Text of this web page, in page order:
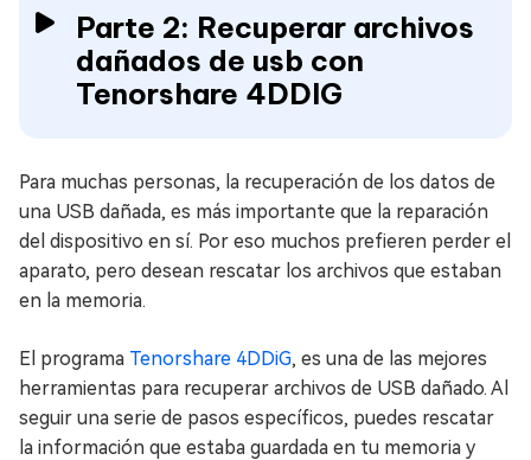
Parte 2: Recuperar archivos
dañados de usb con
Tenorshare 4DDIG
Para muchas personas, la recuperación de los datos de
una USB dañada, es más importante que la reparación
del dispositivo en sí. Por eso muchos prefieren perder el
aparato, pero desean rescatar los archivos que estaban
en la memoria.
El programa Tenorshare 4DDiG, es una de las mejores
herramientas para recuperar archivos de USB dañado. Al
seguir una serie de pasos específicos, puedes rescatar
la información que estaba guardada en tu memoria y